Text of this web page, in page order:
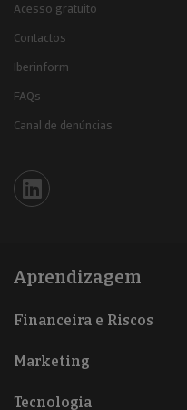
Acesso gratuito
Contactos
Iberinform
FAQs
Canal de denúncias
Iberinform en Linkedin
Aprendizagem
Financeira e Riscos
Marketing
Tecnologia